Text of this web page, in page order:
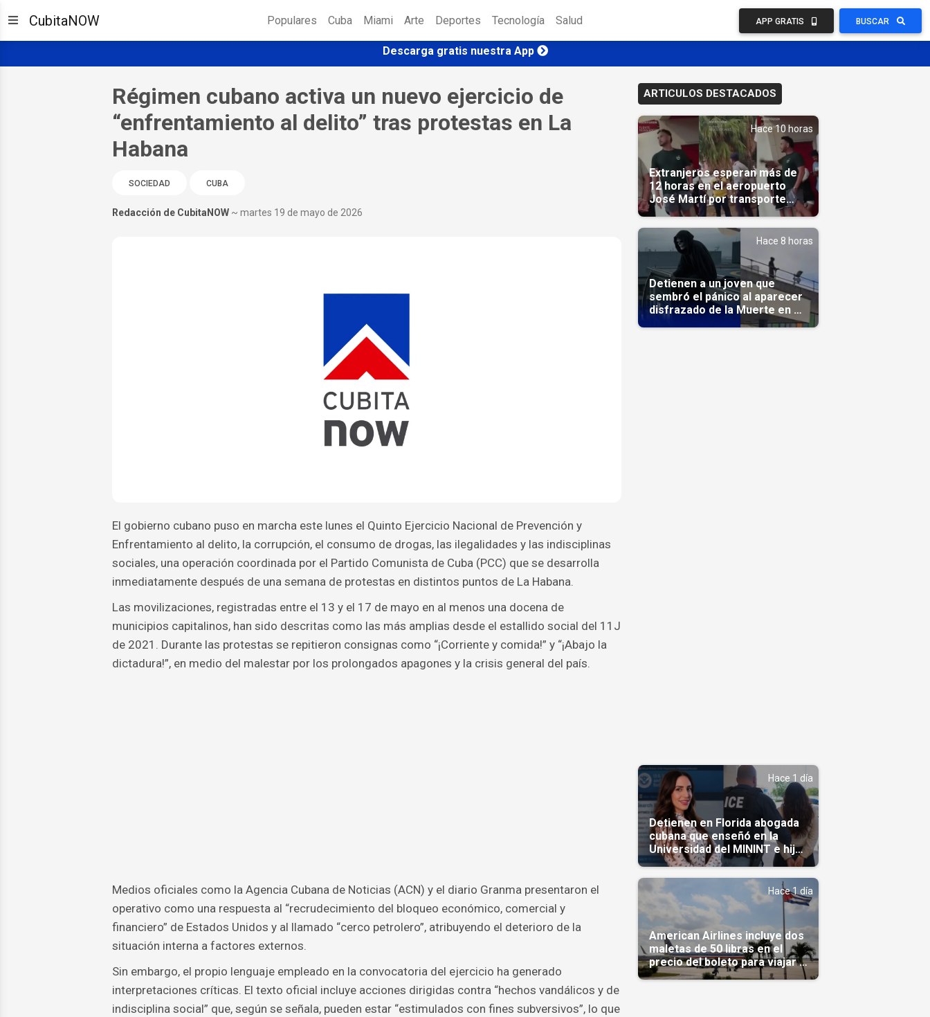
CubitaNOW Populares Cuba Miami Arte Deportes Tecnología Salud APP GRATIS BUSCAR
Descarga gratis nuestra App
Régimen cubano activa un nuevo ejercicio de
“enfrentamiento al delito” tras protestas en La
Habana
SOCIEDAD CUBA
Redacción de CubitaNOW ~ martes 19 de mayo de 2026
El gobierno cubano puso en marcha este lunes el Quinto Ejercicio Nacional de Prevención y
Enfrentamiento al delito, la corrupción, el consumo de drogas, las ilegalidades y las indisciplinas
sociales, una operación coordinada por el Partido Comunista de Cuba (PCC) que se desarrolla
inmediatamente después de una semana de protestas en distintos puntos de La Habana.
Las movilizaciones, registradas entre el 13 y el 17 de mayo en al menos una docena de
municipios capitalinos, han sido descritas como las más amplias desde el estallido social del 11J
de 2021. Durante las protestas se repitieron consignas como “¡Corriente y comida!” y “¡Abajo la
dictadura!”, en medio del malestar por los prolongados apagones y la crisis general del país.
Medios oficiales como la Agencia Cubana de Noticias (ACN) y el diario Granma presentaron el
operativo como una respuesta al “recrudecimiento del bloqueo económico, comercial y
financiero” de Estados Unidos y al llamado “cerco petrolero”, atribuyendo el deterioro de la
situación interna a factores externos.
Sin embargo, el propio lenguaje empleado en la convocatoria del ejercicio ha generado
interpretaciones críticas. El texto oficial incluye acciones dirigidas contra “hechos vandálicos y de
indisciplina social” que, según se señala, pueden estar “estimulados con fines subversivos”, lo que
ARTICULOS DESTACADOS
Hace 10 horas
Extranjeros esperan más de
12 horas en el aeropuerto
José Martí por transporte
reservado semanas
antes(Video)
Hace 8 horas
Detienen a un joven que
sembró el pánico al aparecer
disfrazado de la Muerte en un
Hace 1 día
Detienen en Florida abogada
cubana que enseñó en la
Universidad del MININT e hija
de diplomático cubano
Hace 1 día
American Airlines incluye dos
maletas de 50 libras en el
precio del boleto para viajar a
Cuba en agosto